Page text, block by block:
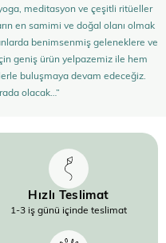
meditasyon ve çeşitli ritüeller
en samimi ve doğal olanı olmak
benimsenmiş geleneklere ve
geniş ürün yelpazemiz ile hem
buluşmaya devam edeceğiz.
olacak…”
Hızlı Teslimat
1-3 iş günü içinde teslimat